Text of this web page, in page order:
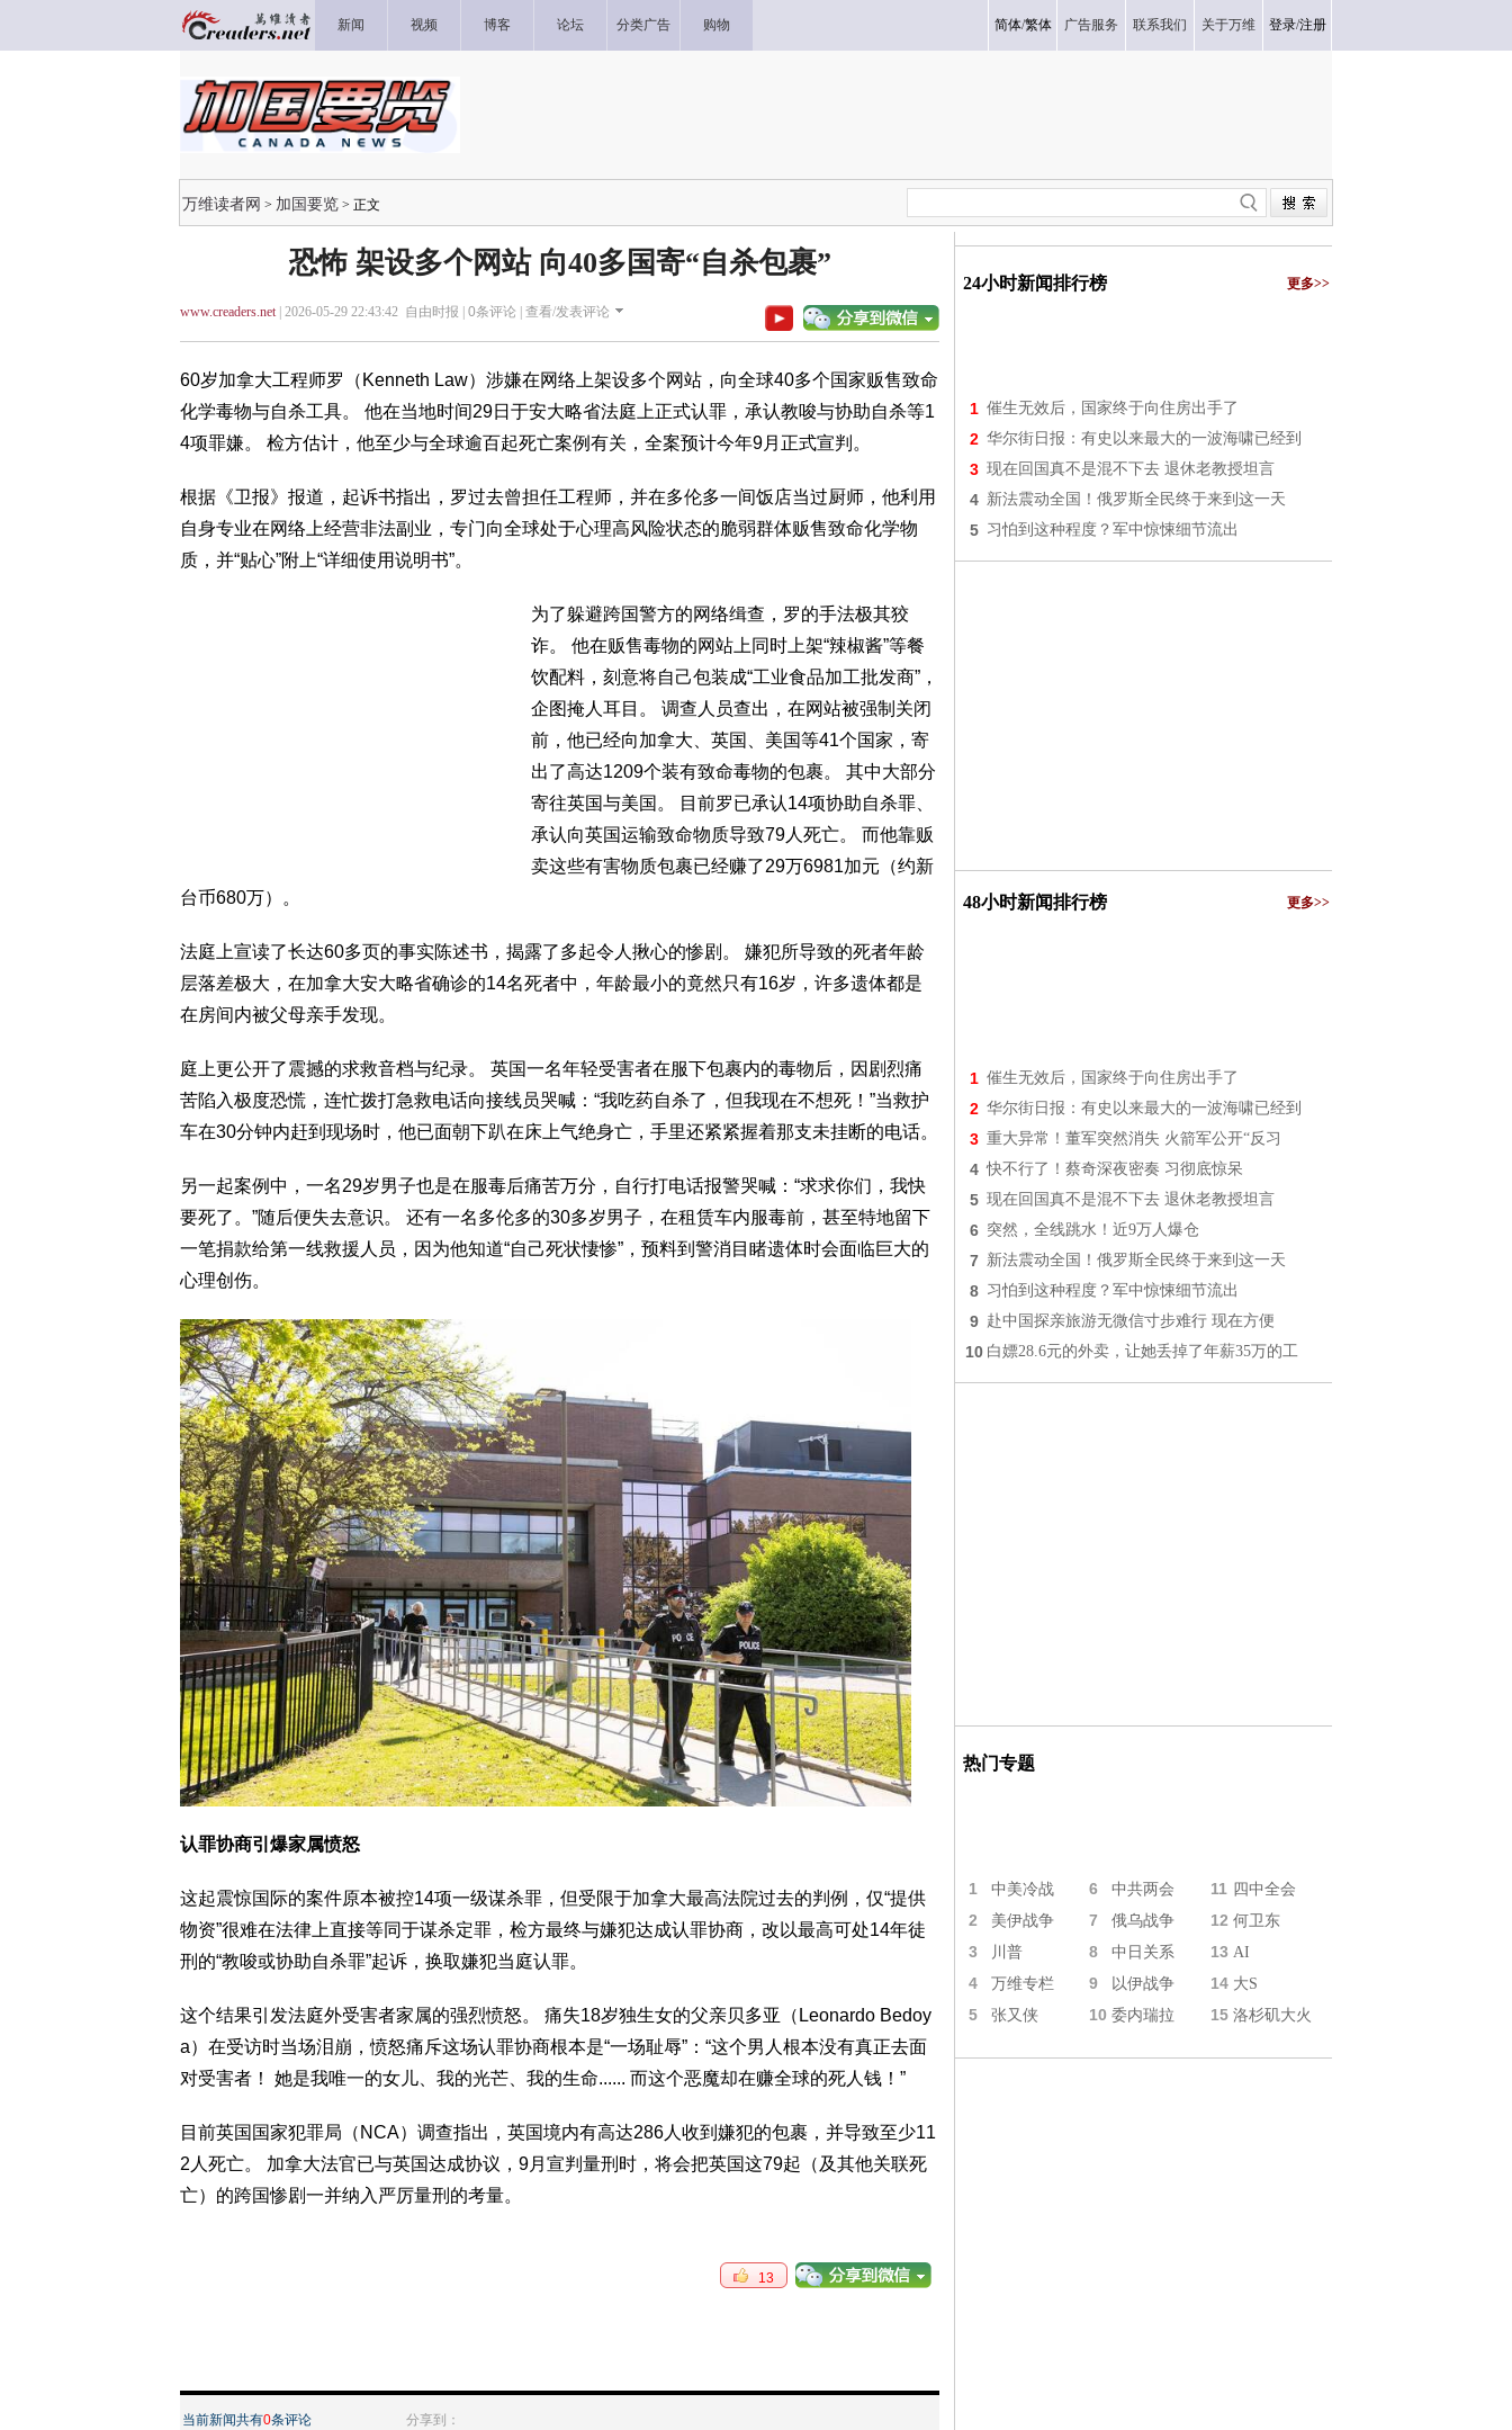
新闻 视频 博客 论坛 分类广告 购物 简体/繁体 广告服务 联系我们 关于万维 登录/注册
万维读者网 > 加国要览 > 正文
恐怖 架设多个网站 向40多国寄“自杀包裹”
www.creaders.net| 2026-05-29 22:43:42 自由时报 | 0条评论 | 查看/发表评论
60岁加拿大工程师罗（Kenneth Law）涉嫌在网络上架设多个网站，向全球40多个国家贩售致命
化学毒物与自杀工具。 他在当地时间29日于安大略省法庭上正式认罪，承认教唆与协助自杀等1
4项罪嫌。 检方估计，他至少与全球逾百起死亡案例有关，全案预计今年9月正式宣判。
根据《卫报》报道，起诉书指出，罗过去曾担任工程师，并在多伦多一间饭店当过厨师，他利用
自身专业在网络上经营非法副业，专门向全球处于心理高风险状态的脆弱群体贩售致命化学物
质，并“贴心”附上“详细使用说明书”。
为了躲避跨国警方的网络缉查，罗的手法极其狡
诈。 他在贩售毒物的网站上同时上架“辣椒酱”等餐
饮配料，刻意将自己包装成“工业食品加工批发商”，
企图掩人耳目。 调查人员查出，在网站被强制关闭
前，他已经向加拿大、英国、美国等41个国家，寄
出了高达1209个装有致命毒物的包裹。 其中大部分
寄往英国与美国。 目前罗已承认14项协助自杀罪、
承认向英国运输致命物质导致79人死亡。 而他靠贩
卖这些有害物质包裹已经赚了29万6981加元（约新
台币680万）。
法庭上宣读了长达60多页的事实陈述书，揭露了多起令人揪心的惨剧。 嫌犯所导致的死者年龄
层落差极大，在加拿大安大略省确诊的14名死者中，年龄最小的竟然只有16岁，许多遗体都是
在房间内被父母亲手发现。
庭上更公开了震撼的求救音档与纪录。 英国一名年轻受害者在服下包裹内的毒物后，因剧烈痛
苦陷入极度恐慌，连忙拨打急救电话向接线员哭喊：“我吃药自杀了，但我现在不想死！”当救护
车在30分钟内赶到现场时，他已面朝下趴在床上气绝身亡，手里还紧紧握着那支未挂断的电话。
另一起案例中，一名29岁男子也是在服毒后痛苦万分，自行打电话报警哭喊：“求求你们，我快
要死了。”随后便失去意识。 还有一名多伦多的30多岁男子，在租赁车内服毒前，甚至特地留下
一笔捐款给第一线救援人员，因为他知道“自己死状悽惨”，预料到警消目睹遗体时会面临巨大的
心理创伤。
认罪协商引爆家属愤怒
这起震惊国际的案件原本被控14项一级谋杀罪，但受限于加拿大最高法院过去的判例，仅“提供
物资”很难在法律上直接等同于谋杀定罪，检方最终与嫌犯达成认罪协商，改以最高可处14年徒
刑的“教唆或协助自杀罪”起诉，换取嫌犯当庭认罪。
这个结果引发法庭外受害者家属的强烈愤怒。 痛失18岁独生女的父亲贝多亚（Leonardo Bedoy
a）在受访时当场泪崩，愤怒痛斥这场认罪协商根本是“一场耻辱”：“这个男人根本没有真正去面
对受害者！ 她是我唯一的女儿、我的光芒、我的生命...... 而这个恶魔却在赚全球的死人钱！”
目前英国国家犯罪局（NCA）调查指出，英国境内有高达286人收到嫌犯的包裹，并导致至少11
2人死亡。 加拿大法官已与英国达成协议，9月宣判量刑时，将会把英国这79起（及其他关联死
亡）的跨国惨剧一并纳入严厉量刑的考量。
13
当前新闻共有0条评论 分享到：
24小时新闻排行榜 更多>>
1 催生无效后，国家终于向住房出手了
2 华尔街日报：有史以来最大的一波海啸已经到
3 现在回国真不是混不下去 退休老教授坦言
4 新法震动全国！俄罗斯全民终于来到这一天
5 习怕到这种程度？军中惊悚细节流出
48小时新闻排行榜 更多>>
1 催生无效后，国家终于向住房出手了
2 华尔街日报：有史以来最大的一波海啸已经到
3 重大异常！董军突然消失 火箭军公开“反习
4 快不行了！蔡奇深夜密奏 习彻底惊呆
5 现在回国真不是混不下去 退休老教授坦言
6 突然，全线跳水！近9万人爆仓
7 新法震动全国！俄罗斯全民终于来到这一天
8 习怕到这种程度？军中惊悚细节流出
9 赴中国探亲旅游无微信寸步难行 现在方便
10 白嫖28.6元的外卖，让她丢掉了年薪35万的工
热门专题
1 中美冷战 6 中共两会 11 四中全会
2 美伊战争 7 俄乌战争 12 何卫东
3 川普 8 中日关系 13 AI
4 万维专栏 9 以伊战争 14 大S
5 张又侠 10 委内瑞拉 15 洛杉矶大火